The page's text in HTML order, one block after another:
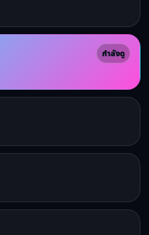
กำลังดู